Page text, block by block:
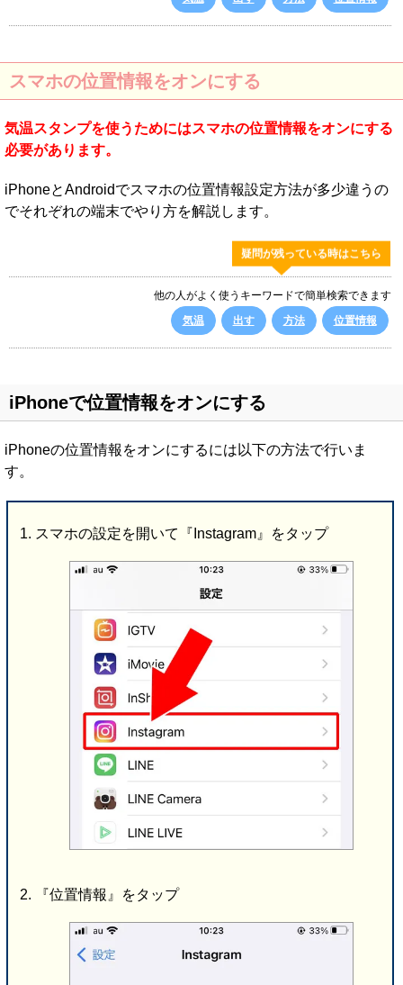
スマホの位置情報をオンにする
気温スタンプを使うためにはスマホの位置情報をオンにする
必要があります。
iPhoneとAndroidでスマホの位置情報設定方法が多少違うの
でそれぞれの端末でやり方を解説します。
疑問が残っている時はこちら
他の人がよく使うキーワードで簡単検索できます
気温
出す 方法 位置情報
iPhoneで位置情報をオンにする
iPhoneの位置情報をオンにするには以下の方法で行いま
す。
スマホの設定を開いて『Instagram』をタップ
『位置情報』をタップ